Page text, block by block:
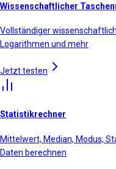
Wissenschaftlicher
Vollständiger
Logarithmen und mehr
Jetzt testen
Statistikrechner
Mittelwert, Median, Modus,
Daten berechnen